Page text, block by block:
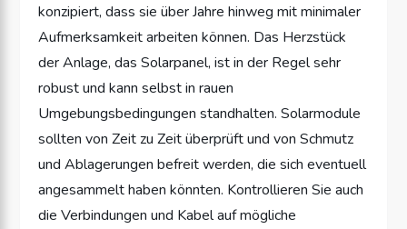
konzipiert, dass sie über Jahre hinweg mit minimaler
Aufmerksamkeit arbeiten können. Das Herzstück
der Anlage, das Solarpanel, ist in der Regel sehr
robust und kann selbst in rauen
Umgebungsbedingungen standhalten. Solarmodule
sollten von Zeit zu Zeit überprüft und von Schmutz
und Ablagerungen befreit werden, die sich eventuell
angesammelt haben könnten. Kontrollieren Sie auch
die Verbindungen und Kabel auf mögliche